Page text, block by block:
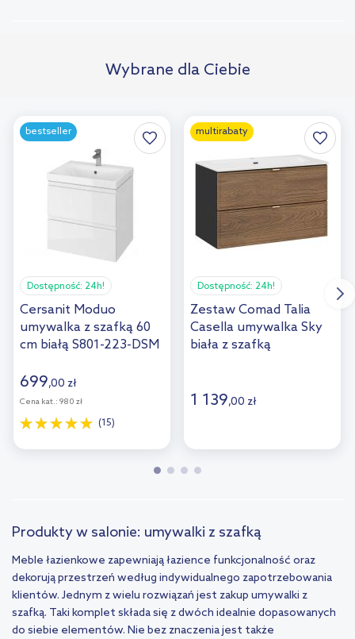
Wybrane dla Ciebie
bestseller
Dostępność: 24h!
Cersanit Moduo
umywalka z szafką 60
cm białą S801-223-DSM
699,00 zł
Cena kat.: 980 zł
(15)
multirabaty
Dostępność: 24h!
Zestaw Comad Talia
Casella umywalka Sky
biała z szafką
80CM UM SKY
1 139,00 zł
Produkty w salonie: umywalki z szafką
Meble łazienkowe zapewniają łazience funkcjonalność oraz
dekorują przestrzeń według indywidualnego zapotrzebowania
klientów. Jednym z wielu rozwiązań jest zakup umywalki z
szafką. Taki komplet składa się z dwóch idealnie dopasowanych
do siebie elementów. Nie bez znaczenia jest także